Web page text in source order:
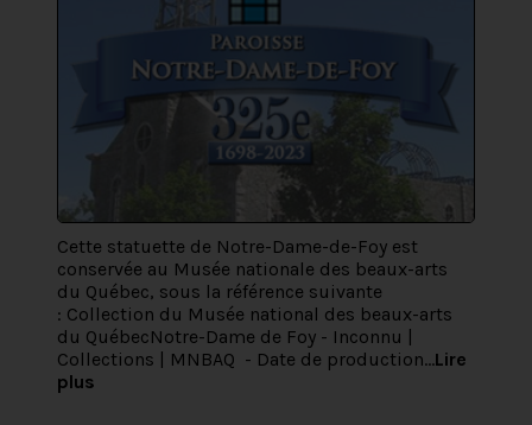
Cette statuette de Notre-Dame-de-Foy est
conservée au Musée nationale des beaux-arts
du Québec, sous la référence suivante
: Collection du Musée national des beaux-arts
du QuébecNotre-Dame de Foy - Inconnu |
Collections | MNBAQ - Date de production...Lire
plus